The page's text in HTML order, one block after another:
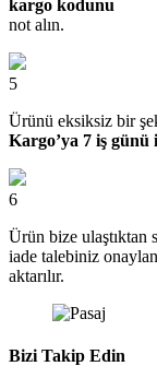
kargo kodunu
not alın.
5
Ürünü eksiksiz bir
Kargo’ya 7 iş günü
6
Ürün bize ulaştıktan
iade talebiniz
aktarılır.
Bizi Takip Edin